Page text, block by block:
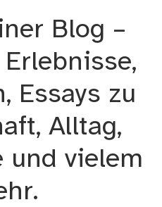
Blog –
Essays zu
Alltag,
und vielem